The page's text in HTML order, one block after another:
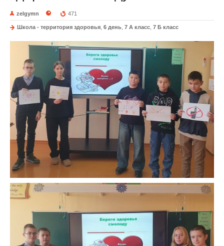
zelgymn 471
Школа - территория здоровья 6 день 7 A класс 7 Б класс